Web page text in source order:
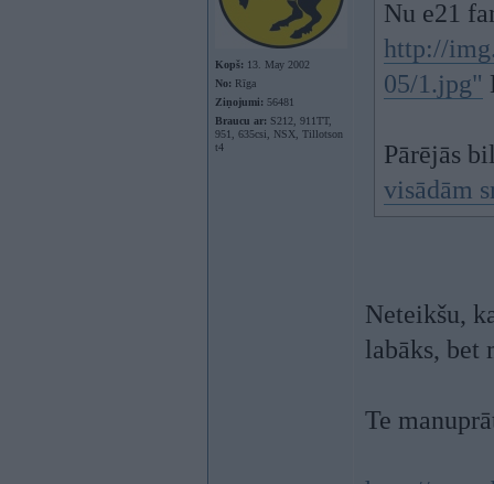
Kopš: 13. May 2002
No: Rīga
Ziņojumi: 56481
Braucu ar: S212, 911TT,
951, 635csi, NSX, Tillotson
t4
Nu e21
http://
05/1.jpg"
Pārējās
visādām
Neteikšu,
labāks, bet
Te